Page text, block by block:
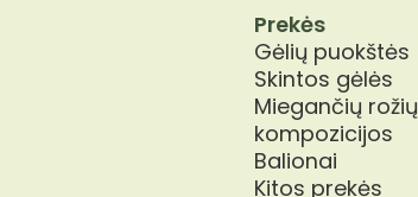
Prekės
Gėlių puokštės
Skintos gėlės
Miegančių rožių
kompozicijos
Balionai
Kitos prekės